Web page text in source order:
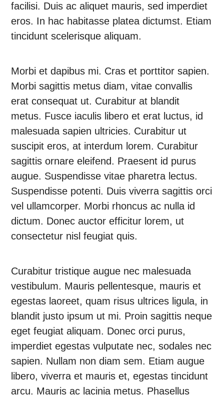
facilisi. Duis ac aliquet mauris, sed imperdiet
eros. In hac habitasse platea dictumst. Etiam
tincidunt scelerisque aliquam.
Morbi et dapibus mi. Cras et porttitor sapien.
Morbi sagittis metus diam, vitae convallis
erat consequat ut. Curabitur at blandit
metus. Fusce iaculis libero et erat luctus, id
malesuada sapien ultricies. Curabitur ut
suscipit eros, at interdum lorem. Curabitur
sagittis ornare eleifend. Praesent id purus
augue. Suspendisse vitae pharetra lectus.
Suspendisse potenti. Duis viverra sagittis orci
vel ullamcorper. Morbi rhoncus ac nulla id
dictum. Donec auctor efficitur lorem, ut
consectetur nisl feugiat quis.
Curabitur tristique augue nec malesuada
vestibulum. Mauris pellentesque, mauris et
egestas laoreet, quam risus ultrices ligula, in
blandit justo ipsum ut mi. Proin sagittis neque
eget feugiat aliquam. Donec orci purus,
imperdiet egestas vulputate nec, sodales nec
sapien. Nullam non diam sem. Etiam augue
libero, viverra et mauris et, egestas tincidunt
arcu. Mauris ac lacinia metus. Phasellus